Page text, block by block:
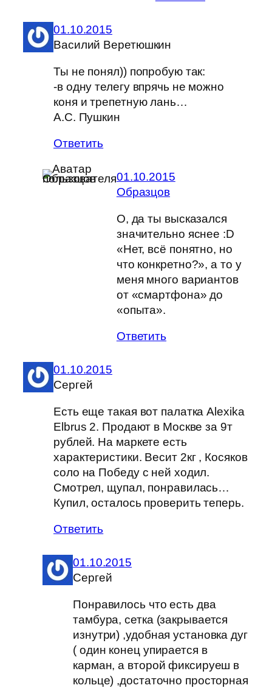
01.10.2015
Василий Веретюшкин
Ты не понял)) попробую так:
-в одну телегу впрячь не можно
коня и трепетную лань…
А.С. Пушкин
Ответить
01.10.2015
Образцов
О, да ты высказался
значительно яснее :D
«Нет, всё понятно, но
что конкретно?», а то у
меня много вариантов
от «смартфона» до
«опыта».
Ответить
01.10.2015
Сергей
Есть еще такая вот палатка Alexika
Elbrus 2. Продают в Москве за 9т
рублей. На маркете есть
характеристики. Весит 2кг , Косяков
соло на Победу с ней ходил.
Смотрел, щупал, понравилась…
Купил, осталось проверить теперь.
Ответить
01.10.2015
Сергей
Понравилось что есть два
тамбура, сетка (закрывается
изнутри) ,удобная установка дуг
( один конец упирается в
карман, а второй фиксируеш в
кольце) ,достаточно просторная